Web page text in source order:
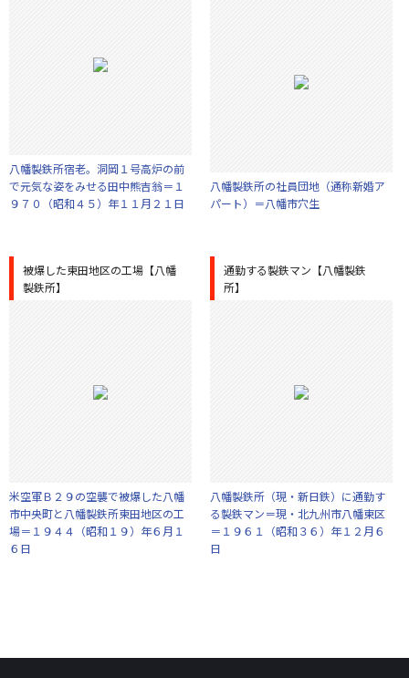
八幡製鉄所宿老。洞岡１号高炉の前
で元気な姿をみせる田中熊吉翁＝１
９７０（昭和４５）年１１月２１日
八幡製鉄所の社員団地（通称新婚ア
パート）＝八幡市穴生
被爆した東田地区の工場【八幡
製鉄所】
米空軍Ｂ２９の空襲で被爆した八幡
市中央町と八幡製鉄所東田地区の工
場＝１９４４（昭和１９）年６月１
６日
通勤する製鉄マン【八幡製鉄
所】
八幡製鉄所（現・新日鉄）に通勤す
る製鉄マン＝現・北九州市八幡東区
＝１９６１（昭和３６）年１２月６
日